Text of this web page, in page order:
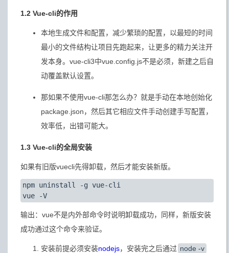
1.2 Vue-cli的作用
本地生成文件和配置，减少繁琐的配置，以最短的时间
最小的文件结构让项目先跑起来，让更多的精力关注开
发本身。vue-cli3中vue.config.js不是必须，新建之后自
动覆盖默认设置。
那如果不使用vue-cli那怎么办？就是手动在本地创始化
package.json，然后其它相应文件手动创建手写配置，
效率低，出错可能大。
1.3 Vue-cli的全局安装
如果有旧版vuecli先得卸载，然后才能安装新版。
npm uninstall -g vue-cli
输出：vue不是内外部命令时说明卸载成功，同样，新版安装
成功通过这个命令来验证。
安装前提必须安装nodejs，安装完之后通过 node -v